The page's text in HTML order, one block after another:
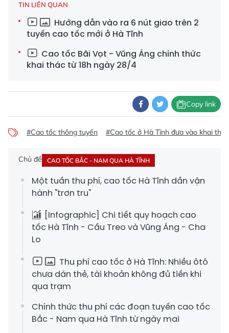
TIN LIÊN QUAN
Hướng dẫn vào ra 6 nút giao trên 2
tuyến cao tốc mới ở Hà Tĩnh
Cao tốc Bãi Vọt - Vũng Áng chính thức
khai thác từ 18h ngày 28/4
Copy link
#Cao tốc thông tuyến #Cao tốc ở Hà Tĩnh đưa vào khai thác
Chủ đề CAO TỐC BẮC - NAM QUA HÀ TĨNH
Một tuần thu phí, cao tốc Hà Tĩnh dần vận
hành "trơn tru"
[Infographic] Chi tiết quy hoạch cao
tốc Hà Tĩnh - Cầu Treo và Vũng Áng - Cha
Lo
Thu phí cao tốc ở Hà Tĩnh: Nhiều ôtô
chưa dán thẻ, tài khoản không đủ tiền khi
qua trạm
Chính thức thu phí các đoạn tuyến cao tốc
Bắc - Nam qua Hà Tĩnh từ ngày mai